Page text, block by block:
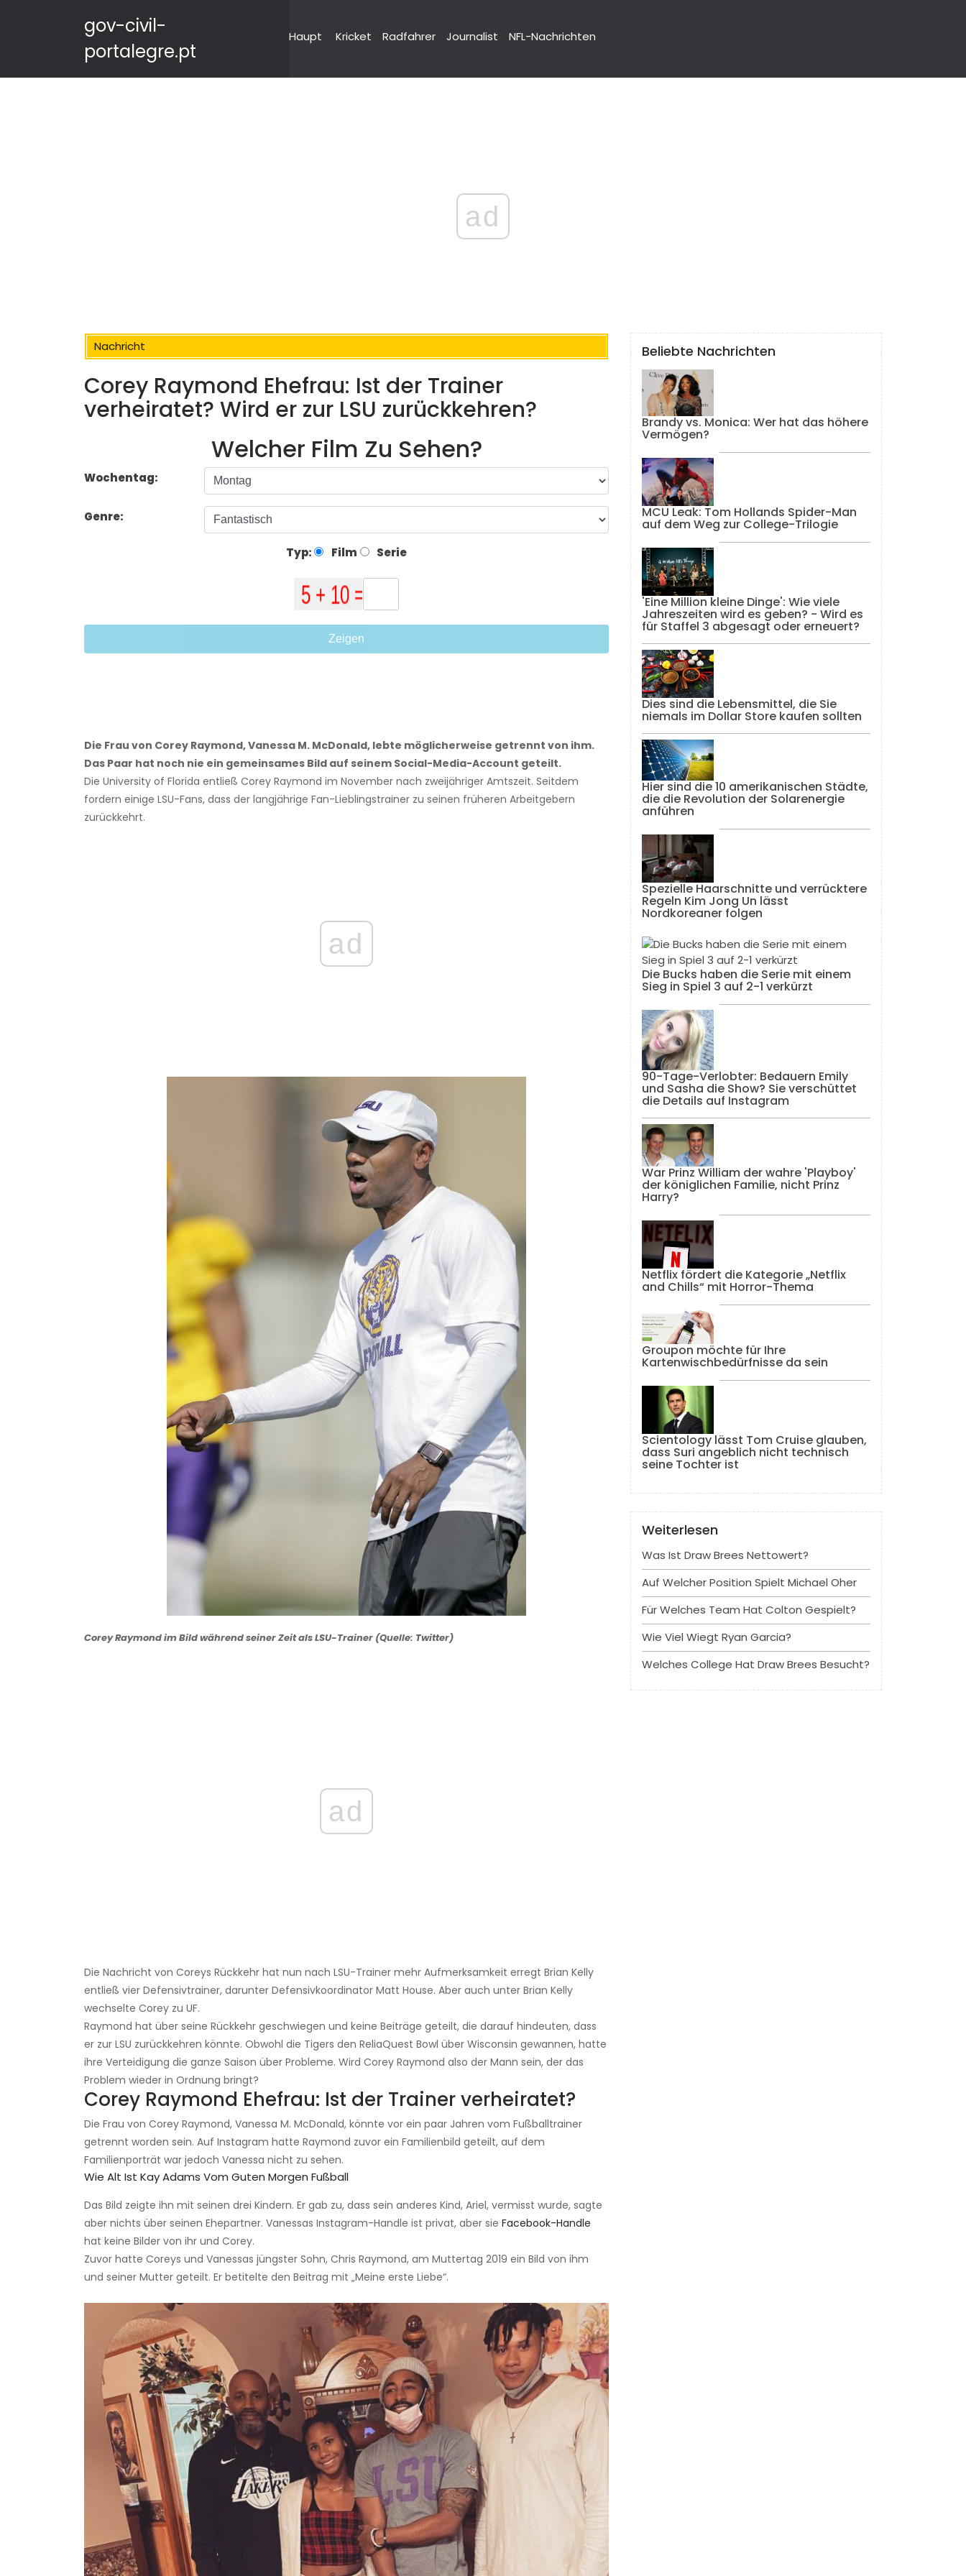
gov-civil-
portalegre.pt
Haupt Kricket Radfahrer Journalist NFL-Nachrichten
ad
Nachricht
Corey Raymond Ehefrau: Ist der Trainer
verheiratet? Wird er zur LSU zurückkehren?
Welcher Film Zu Sehen?
Wochentag:
Genre:
Typ: Film Serie
Zeigen
Die Frau von Corey Raymond, Vanessa M. McDonald, lebte möglicherweise getrennt von ihm.
Das Paar hat noch nie ein gemeinsames Bild auf seinem Social-Media-Account geteilt.
Die University of Florida entließ Corey Raymond im November nach zweijähriger Amtszeit. Seitdem
fordern einige LSU-Fans, dass der langjährige Fan-Lieblingstrainer zu seinen früheren Arbeitgebern
zurückkehrt.
ad
Corey Raymond im Bild während seiner Zeit als LSU-Trainer (Quelle: Twitter)
ad
Die Nachricht von Coreys Rückkehr hat nun nach LSU-Trainer mehr Aufmerksamkeit erregt Brian Kelly
entließ vier Defensivtrainer, darunter Defensivkoordinator Matt House. Aber auch unter Brian Kelly
wechselte Corey zu UF.
Raymond hat über seine Rückkehr geschwiegen und keine Beiträge geteilt, die darauf hindeuten, dass
er zur LSU zurückkehren könnte. Obwohl die Tigers den ReliaQuest Bowl über Wisconsin gewannen, hatte
ihre Verteidigung die ganze Saison über Probleme. Wird Corey Raymond also der Mann sein, der das
Problem wieder in Ordnung bringt?
Corey Raymond Ehefrau: Ist der Trainer verheiratet?
Die Frau von Corey Raymond, Vanessa M. McDonald, könnte vor ein paar Jahren vom Fußballtrainer
getrennt worden sein. Auf Instagram hatte Raymond zuvor ein Familienbild geteilt, auf dem
Familienporträt war jedoch Vanessa nicht zu sehen.
Wie Alt Ist Kay Adams Vom Guten Morgen Fußball
Das Bild zeigte ihn mit seinen drei Kindern. Er gab zu, dass sein anderes Kind, Ariel, vermisst wurde, sagte
aber nichts über seinen Ehepartner. Vanessas Instagram-Handle ist privat, aber sie Facebook-Handle
hat keine Bilder von ihr und Corey.
Zuvor hatte Coreys und Vanessas jüngster Sohn, Chris Raymond, am Muttertag 2019 ein Bild von ihm
und seiner Mutter geteilt. Er betitelte den Beitrag mit „Meine erste Liebe“.
Beliebte Nachrichten
Brandy vs. Monica: Wer hat das höhere
Vermögen?
MCU Leak: Tom Hollands Spider-Man
auf dem Weg zur College-Trilogie
'Eine Million kleine Dinge': Wie viele
Jahreszeiten wird es geben? - Wird es
für Staffel 3 abgesagt oder erneuert?
Dies sind die Lebensmittel, die Sie
niemals im Dollar Store kaufen sollten
Hier sind die 10 amerikanischen Städte,
die die Revolution der Solarenergie
anführen
Spezielle Haarschnitte und verrücktere
Regeln Kim Jong Un lässt
Nordkoreaner folgen
Die Bucks haben die Serie mit einem
Sieg in Spiel 3 auf 2-1 verkürzt
90-Tage-Verlobter: Bedauern Emily
und Sasha die Show? Sie verschüttet
die Details auf Instagram
War Prinz William der wahre 'Playboy'
der königlichen Familie, nicht Prinz
Harry?
Netflix fördert die Kategorie „Netflix
and Chills“ mit Horror-Thema
Groupon möchte für Ihre
Kartenwischbedürfnisse da sein
Scientology lässt Tom Cruise glauben,
dass Suri angeblich nicht technisch
seine Tochter ist
Weiterlesen
Was Ist Draw Brees Nettowert?
Auf Welcher Position Spielt Michael Oher
Für Welches Team Hat Colton Gespielt?
Wie Viel Wiegt Ryan Garcia?
Welches College Hat Draw Brees Besucht?